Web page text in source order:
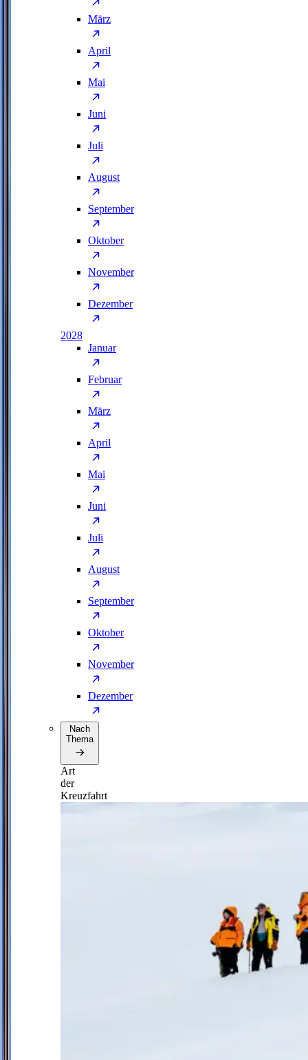
März
April
Mai
Juni
Juli
August
September
Oktober
November
Dezember
2028
Januar
Februar
März
April
Mai
Juni
Juli
August
September
Oktober
November
Dezember
Nach
Thema
Art
der
Kreuzfahrt